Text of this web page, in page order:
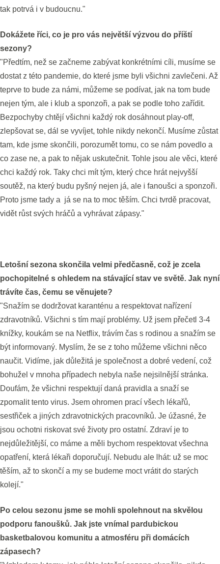
tak potrvá i v budoucnu."
Dokážete říci, co je pro vás největší výzvou do příští
sezony?
"Předtím, než se začneme zabývat konkrétními cíli, musíme se
dostat z této pandemie, do které jsme byli všichni zavlečeni. Až
teprve to bude za námi, můžeme se podívat, jak na tom bude
nejen tým, ale i klub a sponzoři, a pak se podle toho zařídit.
Bezpochyby chtějí všichni každý rok dosáhnout play-off,
zlepšovat se, dál se vyvíjet, tohle nikdy nekončí. Musíme zůstat
tam, kde jsme skončili, porozumět tomu, co se nám povedlo a
co zase ne, a pak to nějak uskutečnit. Tohle jsou ale věci, které
chci každý rok. Taky chci mít tým, který chce hrát nejvyšší
soutěž, na který budu pyšný nejen já, ale i fanoušci a sponzoři.
Proto jsme tady a já se na to moc těším. Chci tvrdě pracovat,
vidět růst svých hráčů a vyhrávat zápasy."
Letošní sezona skončila velmi předčasně, což je zcela
pochopitelné s ohledem na stávající stav ve světě. Jak nyní
trávíte čas, čemu se věnujete?
"Snažím se dodržovat karanténu a respektovat nařízení
zdravotníků. Všichni s tím mají problémy. Už jsem přečetl 3-4
knížky, koukám se na Netflix, trávím čas s rodinou a snažím se
být informovaný. Myslím, že se z toho můžeme všichni něco
naučit. Vidíme, jak důležitá je společnost a dobré vedení, což
bohužel v mnoha případech nebyla naše nejsilnější stránka.
Doufám, že všichni respektují daná pravidla a snaží se
zpomalit tento virus. Jsem ohromen prací všech lékařů,
sestřiček a jiných zdravotnických pracovníků. Je úžasné, že
jsou ochotni riskovat své životy pro ostatní. Zdraví je to
nejdůležitější, co máme a měli bychom respektovat všechna
opatření, která lékaři doporučují. Nebudu ale lhát: už se moc
těším, až to skončí a my se budeme moct vrátit do starých
kolejí."
Po celou sezonu jsme se mohli spolehnout na skvělou
podporu fanoušků. Jak jste vnímal pardubickou
basketbalovou komunitu a atmosféru při domácích
zápasech?